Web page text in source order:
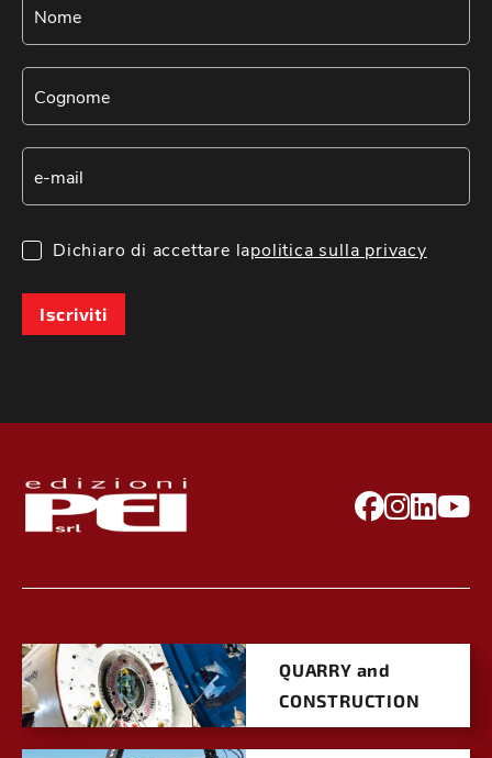
Dichiaro di accettare lapolitica sulla privacy
Iscriviti
QUARRY and
CONSTRUCTION